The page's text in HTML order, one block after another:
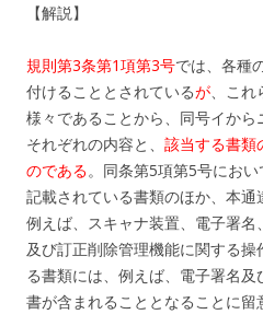
【解説】
規則第3条第1項第3号では、各種
付けることとされているが 、こ
様々であることから、同号イから
それぞれの内容と、 該当する書類
のである。同条第5項第5号におい
記載されている書類のほか、本通
例えば、スキャナ装置、電子署
及び訂正削除管理機能に関する
る書類には、例えば、電子署名
書が含まれることとなることに留